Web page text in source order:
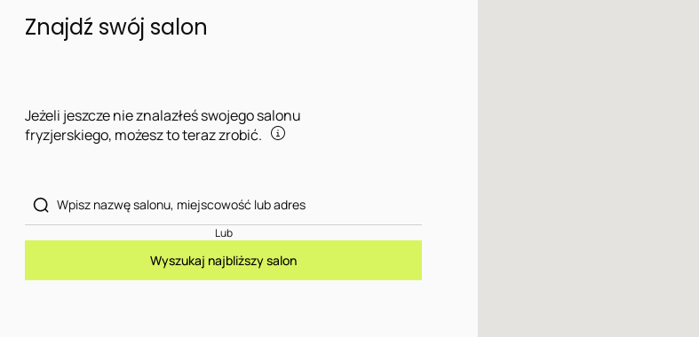
Znajdź swój salon
Jeżeli jeszcze nie znalazłeś swojego salonu
fryzjerskiego, możesz to teraz zrobić.
Lub
Wyszukaj najbliższy salon